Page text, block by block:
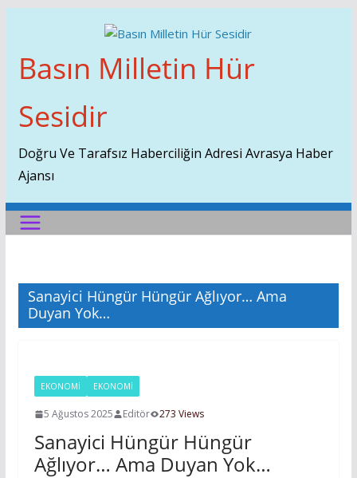
Content
Basın Milletin Hür
Sesidir
Doğru Ve Tarafsız Haberciliğin Adresi Avrasya Haber
Ajansı
Sanayici Hüngür Hüngür Ağlıyor… Ama
Duyan Yok…
EKONOMI EKONOMİ
5 Ağustos 2025 Editör 273 Views
Sanayici Hüngür Hüngür
Ağlıyor… Ama Duyan Yok…